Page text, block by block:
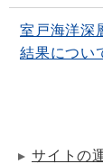
室戸海洋深
結果につい
サイトの